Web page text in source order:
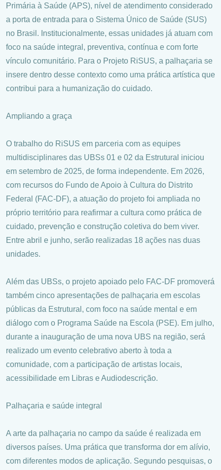
Primária à Saúde (APS), nível de atendimento considerado
a porta de entrada para o Sistema Único de Saúde (SUS)
no Brasil. Institucionalmente, essas unidades já atuam com
foco na saúde integral, preventiva, contínua e com forte
vínculo comunitário. Para o Projeto RiSUS, a palhaçaria se
insere dentro desse contexto como uma prática artística que
contribui para a humanização do cuidado.
Ampliando a graça
O trabalho do RiSUS em parceria com as equipes
multidisciplinares das UBSs 01 e 02 da Estrutural iniciou
em setembro de 2025, de forma independente. Em 2026,
com recursos do Fundo de Apoio à Cultura do Distrito
Federal (FAC-DF), a atuação do projeto foi ampliada no
próprio território para reafirmar a cultura como prática de
cuidado, prevenção e construção coletiva do bem viver.
Entre abril e junho, serão realizadas 18 ações nas duas
unidades.
Além das UBSs, o projeto apoiado pelo FAC-DF promoverá
também cinco apresentações de palhaçaria em escolas
públicas da Estrutural, com foco na saúde mental e em
diálogo com o Programa Saúde na Escola (PSE). Em julho,
durante a inauguração de uma nova UBS na região, será
realizado um evento celebrativo aberto à toda a
comunidade, com a participação de artistas locais,
acessibilidade em Libras e Audiodescrição.
Palhaçaria e saúde integral
A arte da palhaçaria no campo da saúde é realizada em
diversos países. Uma prática que transforma dor em alívio,
com diferentes modos de aplicação. Segundo pesquisas, o